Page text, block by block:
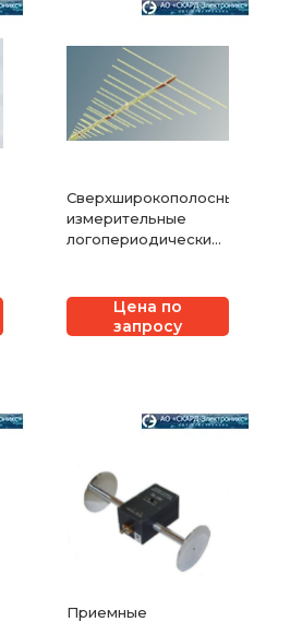
Сверхширокополосные
измерительные
логопериодические
Цена по
запросу
Приемные